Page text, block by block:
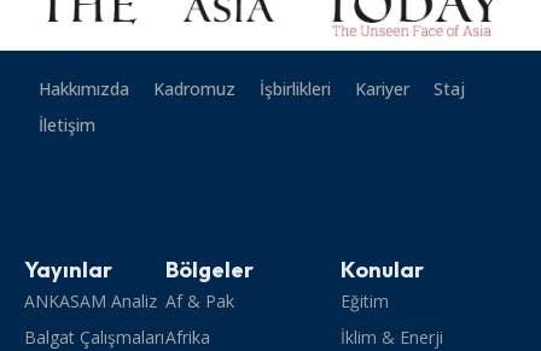
Hakkımızda Kadromuz İşbirlikleri Kariyer
Staj
İletişim
Yayınlar
ANKASAM Analiz
Balgat Çalışmaları
Bölgeler
Af & Pak
Afrika
Konular
Eğitim
İklim & Enerji